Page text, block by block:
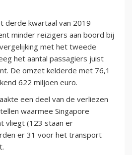
derde kwartaal van 2019
minder reizigers aan boord bij
met het tweede
het aantal passagiers juist
De omzet kelderde met 76,1
622 miljoen euro.
een deel van de verliezen
waarmee Singapore
vliegt (123 staan er
er 31 voor het transport